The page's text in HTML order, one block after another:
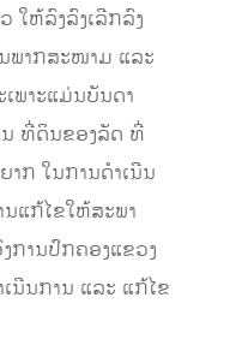
ໃຫ້ລົງລົງເລີກລົງ
ພາກສະໜາມ ແລະ
ພາະແມ່ນບັນດາ
ນ ທີ່ດິນຂອງລັດ ທີ່
ກ ໃນການດໍາເນີນ
ແກ້ໄຂໃຫ້ສະພາ
ການປົກຄອງແຂວງ
ນີນການ ແລະ ແກ້ໄຂ